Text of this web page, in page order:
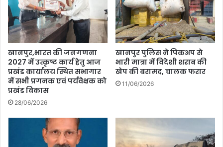
खानपुर,भारत की जनगणना
2027 में उत्कृष्ट कार्य हेतु आज
प्रखंड कार्यालय स्थित सभागार
में सभी प्रगनक एवं पर्यवेक्षक को
प्रखंड विकास
28/06/2026
खानपुर पुलिस ने पिकअप से
भारी मात्रा में विदेशी शराब की
खेप की बरामद, चालक फरार
11/06/2026